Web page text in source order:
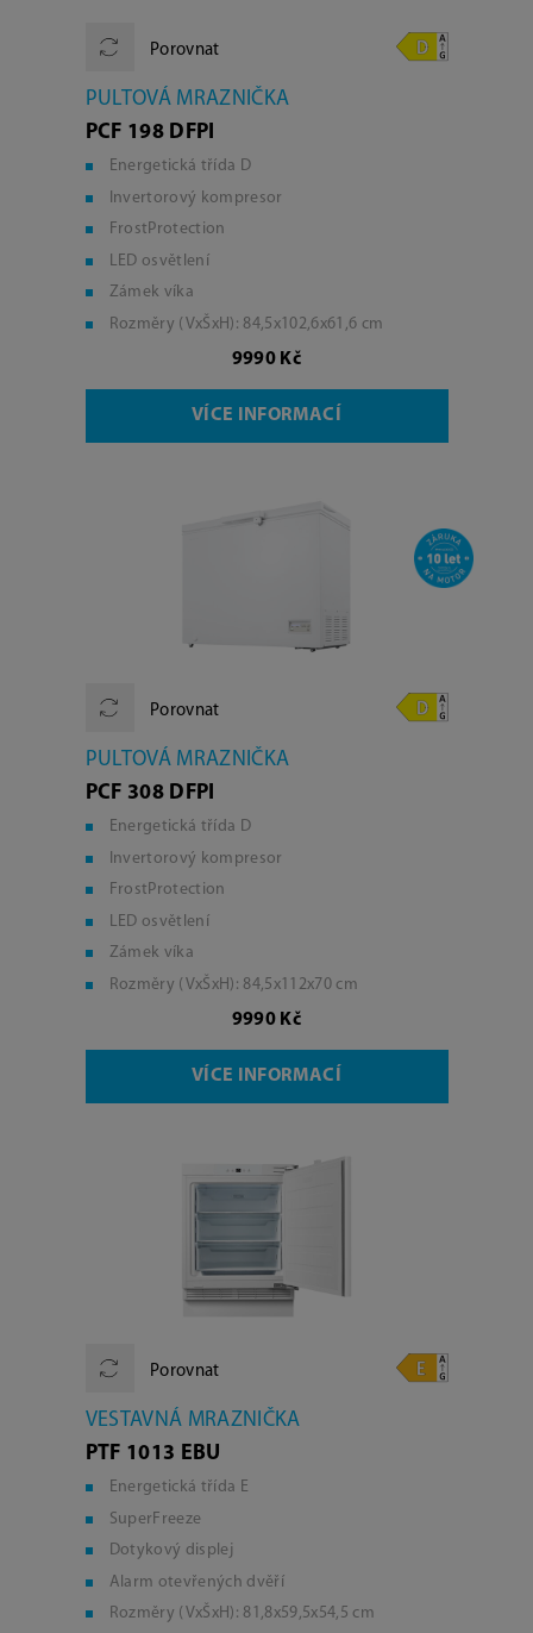
Porovnat
PULTOVÁ MRAZNIČKA
PCF 198 DFPI
Energetická třída D
Invertorový kompresor
FrostProtection
LED osvětlení
Zámek víka
Rozměry (VxŠxH): 84,5x102,6x61,6 cm
9990 Kč
VÍCE INFORMACÍ
Porovnat
PULTOVÁ MRAZNIČKA
PCF 308 DFPI
Energetická třída D
Invertorový kompresor
FrostProtection
LED osvětlení
Zámek víka
Rozměry (VxŠxH): 84,5x112x70 cm
9990 Kč
VÍCE INFORMACÍ
Porovnat
VESTAVNÁ MRAZNIČKA
PTF 1013 EBU
Energetická třída E
SuperFreeze
Dotykový displej
Alarm otevřených dvěří
Rozměry (VxŠxH): 81,8x59,5x54,5 cm